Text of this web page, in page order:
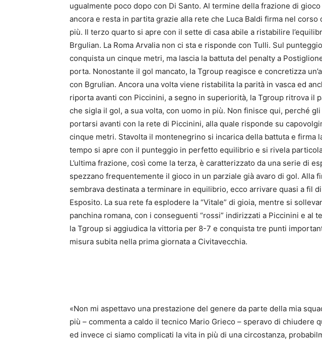
ugualmente poco dopo con Di Santo. Al termine della frazione di
ancora e resta in partita grazie alla rete che Luca Baldi firma nel corso
più. Il terzo quarto si apre con il sette di casa abile a ristabilire
Brgulian. La Roma Arvalia non ci sta e risponde con Tulli. Sul
conquista un cinque metri, ma lascia la battuta del penalty a
porta. Nonostante il gol mancato, la Tgroup reagisce e concretizza
con Bgrulian. Ancora una volta viene ristabilita la parità in vasca ed
riporta avanti con Piccinini, a segno in superiorità, la Tgroup ritrova il
che sigla il gol, a sua volta, con uomo in più. Non finisce qui, perché
portarsi avanti con la rete di Piccinini, alla quale risponde su
cinque metri. Stavolta il montenegrino si incarica della battuta e firma
tempo si apre con il punteggio in perfetto equilibrio e si rivela
L’ultima frazione, così come la terza, è caratterizzato da una serie di
spezzano frequentemente il gioco in un parziale già avaro di gol. Alla
sembrava destinata a terminare in equilibrio, ecco arrivare quasi a fil
Esposito. La sua rete fa esplodere la “Vitale” di gioia, mentre si
panchina romana, con i conseguenti “rossi” indirizzati a Piccinini e al
la Tgroup si aggiudica la vittoria per 8-7 e conquista tre punti
misura subita nella prima giornata a Civitavecchia.
«Non mi aspettavo una prestazione del genere da parte della mia
più – commenta a caldo il tecnico Mario Grieco – speravo di chiudere
ed invece ci siamo complicati la vita in più di una circostanza,